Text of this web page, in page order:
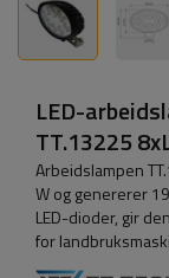
LED-
TT.13225
Arbeidslampen
W og genererer
LED-dioder, gir
for